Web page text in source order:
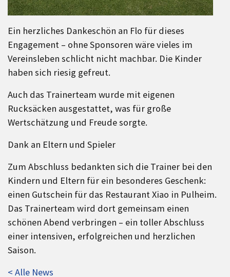
Ein herzliches Dankeschön an Flo für dieses
Engagement – ohne Sponsoren wäre vieles im
Vereinsleben schlicht nicht machbar. Die Kinder
haben sich riesig gefreut.
Auch das Trainerteam wurde mit eigenen
Rucksäcken ausgestattet, was für große
Wertschätzung und Freude sorgte.
Dank an Eltern und Spieler
Zum Abschluss bedankten sich die Trainer bei den
Kindern und Eltern für ein besonderes Geschenk:
einen Gutschein für das Restaurant Xiao in Pulheim.
Das Trainerteam wird dort gemeinsam einen
schönen Abend verbringen – ein toller Abschluss
einer intensiven, erfolgreichen und herzlichen
Saison.
< Alle News